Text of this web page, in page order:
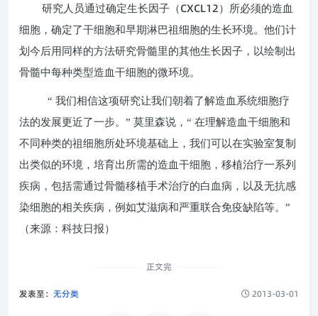
研究人员通过确定生长因子（CXCL12）所必须的造血
细胞，确定了干细胞和早期淋巴祖细胞的生长环境。他们计
划今后用同样的方法研究骨髓里的其他生长因子，以绘制出
骨髓中每种类型造血干细胞的微环境。
“ 我们相信这项研究让我们朝着了解造血系统细胞疗
法的发展更近了一步。” 莫里森说，“ 在理解造血干细胞和
不同种类的祖细胞所处环境基础上，我们可以在实验室复制
出类似的环境，培育出所需的造血干细胞，移植治疗一系列
疾病，包括需通过骨髓移植手术治疗的白血病，以及无抗感
染细胞的相关疾病，例如艾滋病和严重联合免疫缺陷等。”
（来源：科技日报）
正文完
发表至： 无分类 2013-03-01